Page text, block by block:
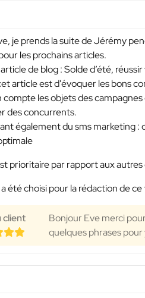
je prends la suite de Jérémy
les prochains articles.
de blog : Solde d’été,
article est d'évoquer les bons
compte les objets des
des concurrents.
également du sms marketing
prioritaire par rapport aux autres
a été choisi pour la rédaction de
client
Bonjour Eve merci
quelques phrases